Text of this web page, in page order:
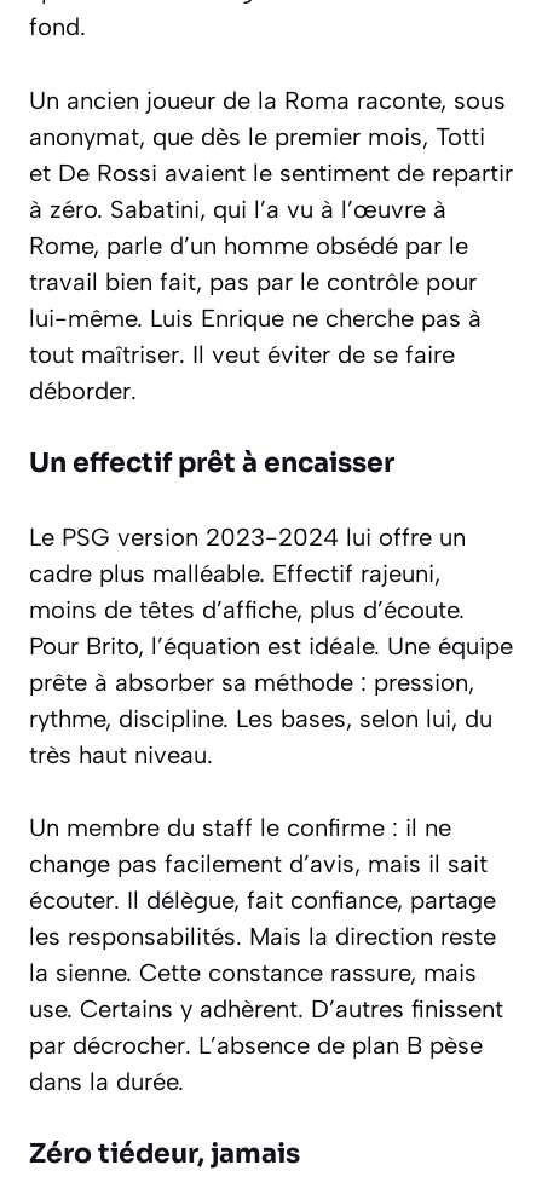
fond.
Un ancien joueur de la Roma raconte, sous
anonymat, que dès le premier mois, Totti
et De Rossi avaient le sentiment de repartir
à zéro. Sabatini, qui l’a vu à l’œuvre à
Rome, parle d’un homme obsédé par le
travail bien fait, pas par le contrôle pour
lui-même. Luis Enrique ne cherche pas à
tout maîtriser. Il veut éviter de se faire
déborder.
Un effectif prêt à encaisser
Le PSG version 2023-2024 lui offre un
cadre plus malléable. Effectif rajeuni,
moins de têtes d’affiche, plus d’écoute.
Pour Brito, l’équation est idéale. Une équipe
prête à absorber sa méthode : pression,
rythme, discipline. Les bases, selon lui, du
très haut niveau.
Un membre du staff le confirme : il ne
change pas facilement d’avis, mais il sait
écouter. Il délègue, fait confiance, partage
les responsabilités. Mais la direction reste
la sienne. Cette constance rassure, mais
use. Certains y adhèrent. D’autres finissent
par décrocher. L’absence de plan B pèse
dans la durée.
Zéro tiédeur, jamais